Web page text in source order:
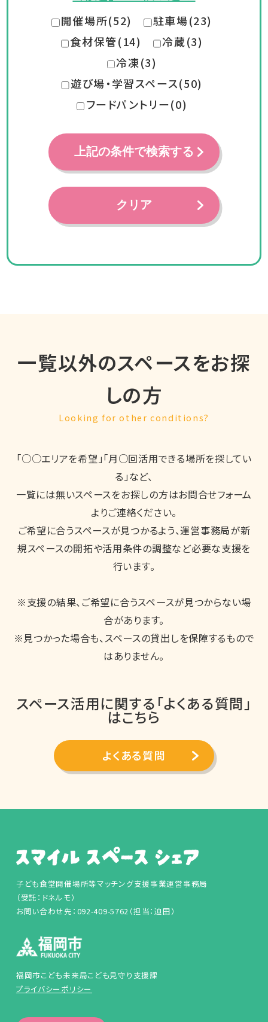
開催場所(52)
駐車場(23)
食材保管(14)
冷蔵(3)
冷凍(3)
遊び場・学習スペース(50)
フードパントリー(0)
上記の条件で検索する
クリア
一覧以外のスペースをお探
しの方
Looking for other conditions?
「○○エリアを希望」「月○回活用できる場所を探してい
る」など、
一覧には無いスペースをお探しの方はお問合せフォーム
よりご連絡ください。
ご希望に合うスペースが見つかるよう、運営事務局が新
規スペースの開拓や活用条件の調整など必要な支援を
行います。
※支援の結果、ご希望に合うスペースが見つからない場
合があります。
※見つかった場合も、スペースの貸出しを保障するもので
はありません。
スペース活用に関する「よくある質問」
はこちら
よくある質問
子ども食堂開催場所等マッチング支援事業運営事務局
（受託：ドネルモ）
お問い合わせ先：092-409-5762（担当：迫田）
福岡市こども未来局こども見守り支援課
プライバシーポリシー